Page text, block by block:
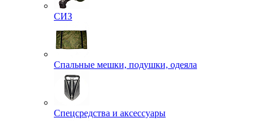
СИЗ
Спальные мешки, подушки, одеяла
Спецсредства и аксессуары